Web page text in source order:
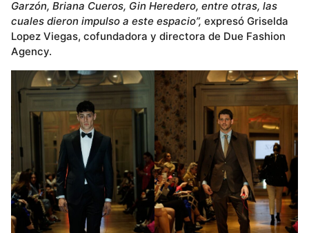
Garzón, Briana Cueros, Gin Heredero, entre otras, las
cuales dieron impulso a este espacio”, expresó Griselda
Lopez Viegas, cofundadora y directora de Due Fashion
Agency.